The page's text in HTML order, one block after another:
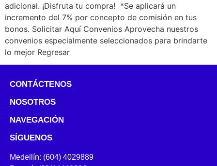
adicional. ¡Disfruta tu compra! *Se aplicará un
incremento del 7% por concepto de comisión en tus
bonos. Solicitar Aquí Convenios Aprovecha nuestros
convenios especialmente seleccionados para brindarte
lo mejor Regresar
CONTÁCTENOS
NOSOTROS
NAVEGACIÓN
SÍGUENOS
Medellín: (604) 4029889